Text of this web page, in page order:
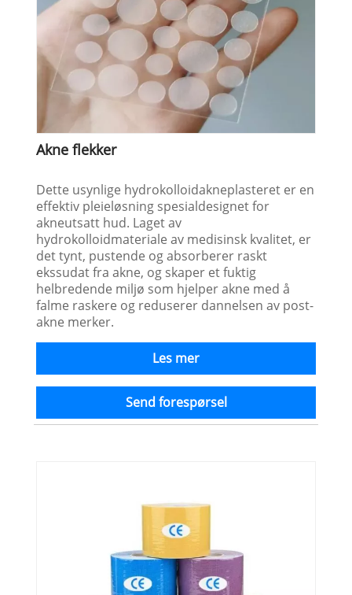
Akne flekker
Dette usynlige hydrokolloidakneplasteret er en
effektiv pleieløsning spesialdesignet for
akneutsatt hud. Laget av
hydrokolloidmateriale av medisinsk kvalitet, er
det tynt, pustende og absorberer raskt
ekssudat fra akne, og skaper et fuktig
helbredende miljø som hjelper akne med å
falme raskere og reduserer dannelsen av post-
akne merker.
Les mer
Send forespørsel